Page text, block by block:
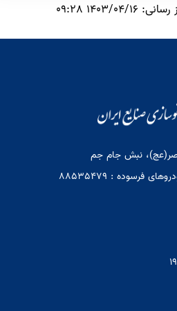
جنوبی
دیدار وزیر صنعت، معدن و تجارت با
بازدید مدیران گمرک و هماهنگی امور
اقتصادی گرمسار؛ تأکید بر تسهیل
فعالیت سرمایه‌گذاران
بازدید رئیس هیات عامل ایدرو از فازهای
04/16 09:28
نبش جام جم
فرسوده : 88535479